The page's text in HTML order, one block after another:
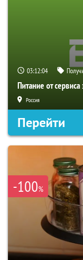
03:12:03
Питание от
Россия
Перейти
-100%